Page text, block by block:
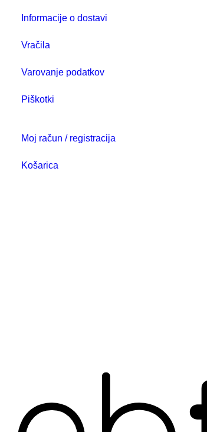
Informacije o dostavi
Vračila
Varovanje podatkov
Piškotki
Moj račun / registracija
Košarica